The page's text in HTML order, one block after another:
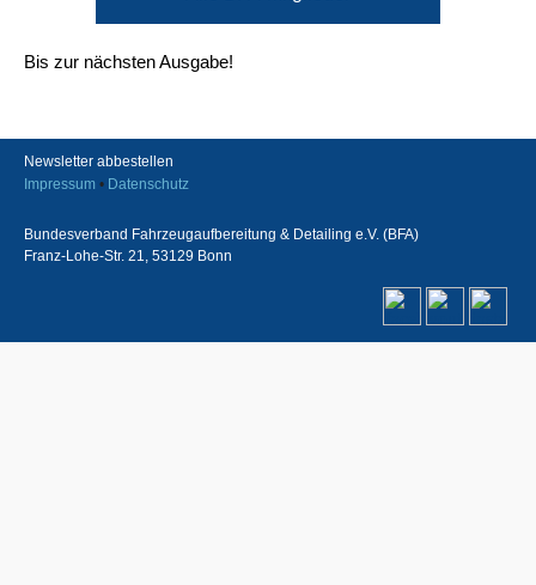
Bis zur nächsten Ausgabe!
Newsletter abbestellen
Impressum • Datenschutz
Bundesverband Fahrzeugaufbereitung & Detailing e.V. (BFA)
Franz-Lohe-Str. 21, 53129 Bonn